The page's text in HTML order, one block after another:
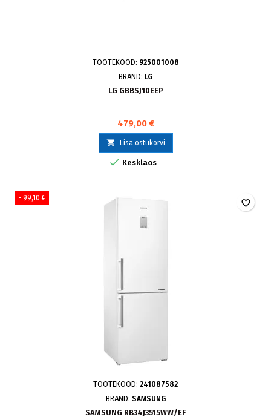
TOOTEKOOD: 925001008
BRÄND: LG
LG GBBSJ10EEP
479,00 €
 Lisa ostukorvi
 Kesklaos
- 99,10 €
TOOTEKOOD: 241087582
BRÄND: SAMSUNG
SAMSUNG RB34J3515WW/EF
favorite_border